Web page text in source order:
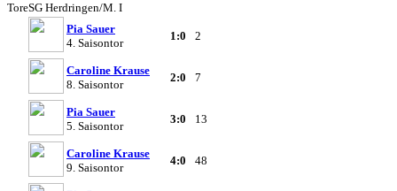
ToreSG Herdringen/M. I
Pia Sauer
4. Saisontor
1:0 2
Caroline Krause
8. Saisontor
2:0 7
Pia Sauer
5. Saisontor
3:0 13
Caroline Krause
9. Saisontor
4:0 48